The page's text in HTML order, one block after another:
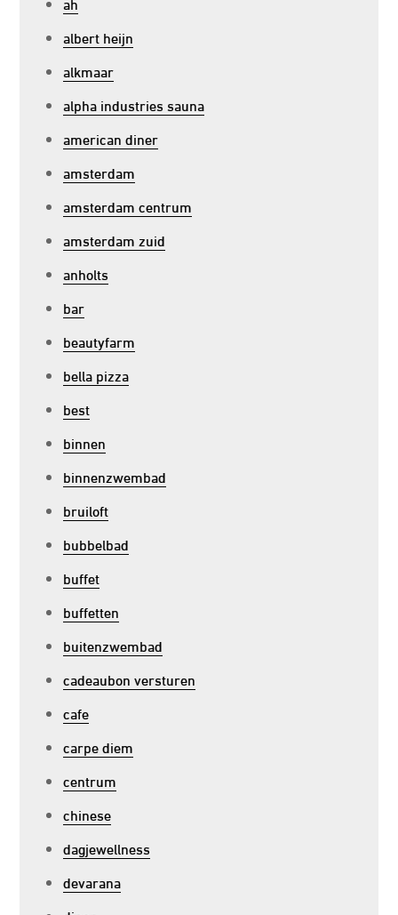
albert heijn
alkmaar
alpha industries sauna
american diner
amsterdam
amsterdam centrum
amsterdam zuid
anholts
bar
beautyfarm
bella pizza
best
binnen
binnenzwembad
bruiloft
bubbelbad
buffet
buffetten
buitenzwembad
cadeaubon versturen
cafe
carpe diem
centrum
chinese
dagjewellness
devarana